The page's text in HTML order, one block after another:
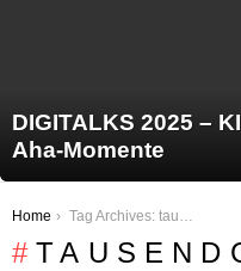
DIGITALKS 2025 –
Aha-Momente
You are here:
Home Tag Archives: tausendgrad